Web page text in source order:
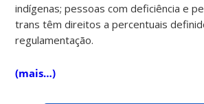
indígenas; pessoas com deficiência e
trans têm direitos a percentuais
regulamentação.
(mais…)